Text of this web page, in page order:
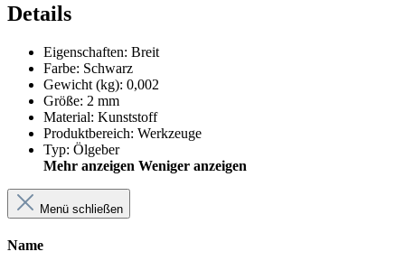
Details
Eigenschaften: Breit
Farbe: Schwarz
Gewicht (kg): 0,002
Größe: 2 mm
Material: Kunststoff
Produktbereich: Werkzeuge
Typ: Ölgeber
Mehr anzeigen Weniger anzeigen
Menü schließen
Name